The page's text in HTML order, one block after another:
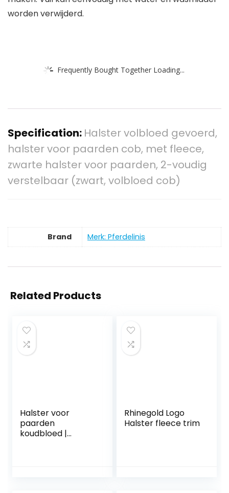
worden verwijderd.
Frequently Bought Together Loading...
Specification: Halster volbloed gevoerd,
halster voor paarden cob, met fleece,
zwarte halster voor paarden, 2-voudig
verstelbaar (zwart, volbloed cob)
Brand Merk: Pferdelinis
Related Products
Halster voor
paarden
koudbloed |
Rhinegold Logo
Halster fleece trim